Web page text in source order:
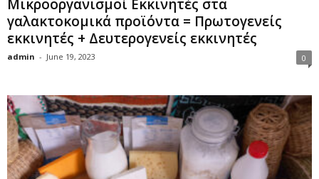
Μικροοργανισμοί Εκκινητές στα
γαλακτοκομικά προϊόντα = Πρωτογενείς
εκκινητές + Δευτερογενείς εκκινητές
admin - June 19, 2023 0